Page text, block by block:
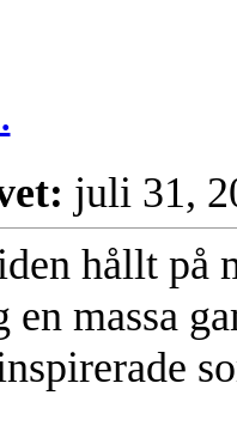
juli 31,
hållt på
en massa